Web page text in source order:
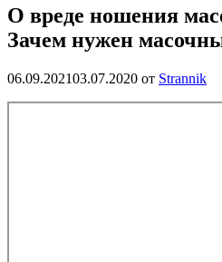
О вреде ношения
Зачем нужен
06.09.202103.07.2020 от Strannik